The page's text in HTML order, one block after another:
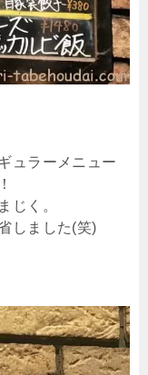
ュラーメニュー
じく。
しました(笑)